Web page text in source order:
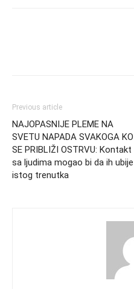
Previous article
NAJOPASNIJE PLEME NA
SVETU NAPADA SVAKOGA KO
SE PRIBLIŽI OSTRVU: Kontakt
sa ljudima mogao bi da ih ubije
istog trenutka